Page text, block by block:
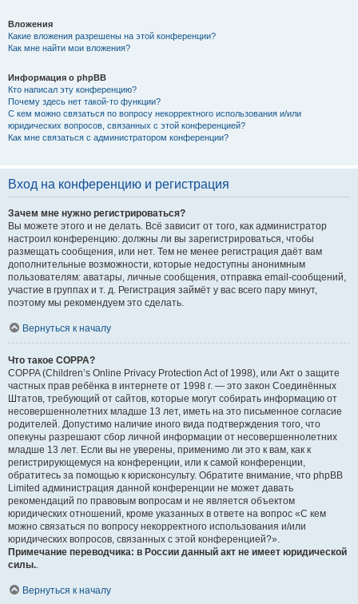
Вложения
Какие вложения разрешены на этой конференции?
Как мне найти мои вложения?
Информация о phpBB
Кто написал эту конференцию?
Почему здесь нет такой-то функции?
С кем можно связаться по вопросу некорректного использования и/или
юридических вопросов, связанных с этой конференцией?
Как мне связаться с администратором конференции?
Вход на конференцию и регистрация
Зачем мне нужно регистрироваться?
Вы можете этого и не делать. Всё зависит от того, как администратор
настроил конференцию: должны ли вы зарегистрироваться, чтобы
размещать сообщения, или нет. Тем не менее регистрация даёт вам
дополнительные возможности, которые недоступны анонимным
пользователям: аватары, личные сообщения, отправка email-сообщений,
участие в группах и т. д. Регистрация займёт у вас всего пару минут,
поэтому мы рекомендуем это сделать.
Вернуться к началу
Что такое COPPA?
COPPA (Children’s Online Privacy Protection Act of 1998), или Акт о защите
частных прав ребёнка в интернете от 1998 г. — это закон Соединённых
Штатов, требующий от сайтов, которые могут собирать информацию от
несовершеннолетних младше 13 лет, иметь на это письменное согласие
родителей. Допустимо наличие иного вида подтверждения того, что
опекуны разрешают сбор личной информации от несовершеннолетних
младше 13 лет. Если вы не уверены, применимо ли это к вам, как к
регистрирующемуся на конференции, или к самой конференции,
обратитесь за помощью к юрисконсульту. Обратите внимание, что phpBB
Limited администрация данной конференции не может давать
рекомендаций по правовым вопросам и не является объектом
юридических отношений, кроме указанных в ответе на вопрос «С кем
можно связаться по вопросу некорректного использования и/или
юридических вопросов, связанных с этой конференцией?».
Примечание переводчика: в России данный акт не имеет юридической
силы..
Вернуться к началу